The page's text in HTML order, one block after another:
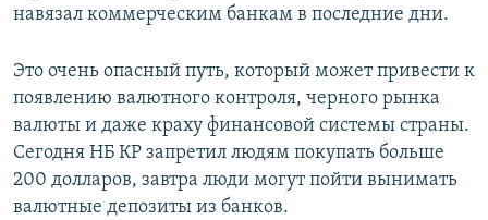
навязал коммерческим банкам в последние дни.
Это очень опасный путь, который может привести к
появлению валютного контроля, черного рынка
валюты и даже краху финансовой системы страны.
Сегодня НБ КР запретил людям покупать больше
200 долларов, завтра люди могут пойти вынимать
валютные депозиты из банков.